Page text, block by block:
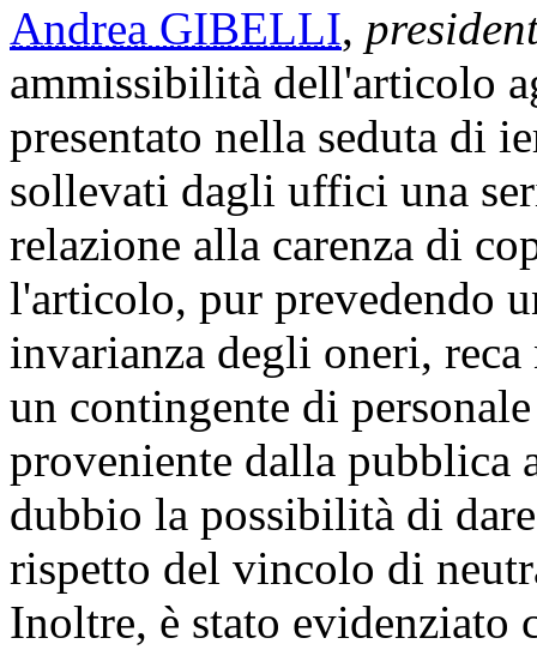
Andrea GIBELLI,
ammissibilità dell'articolo
presentato nella seduta di
sollevati dagli uffici una
relazione alla carenza di
l'articolo, pur prevedendo
invarianza degli oneri,
un contingente di
proveniente dalla pubblica
dubbio la possibilità di
rispetto del vincolo di
Inoltre, è stato evidenziato